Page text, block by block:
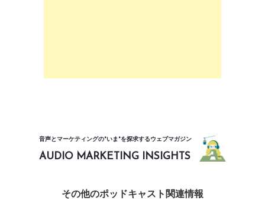
音声とマーケティングの"いま"を探求するウェブマガジン
AUDIO MARKETING INSIGHTS
その他のポッドキャスト関連情報